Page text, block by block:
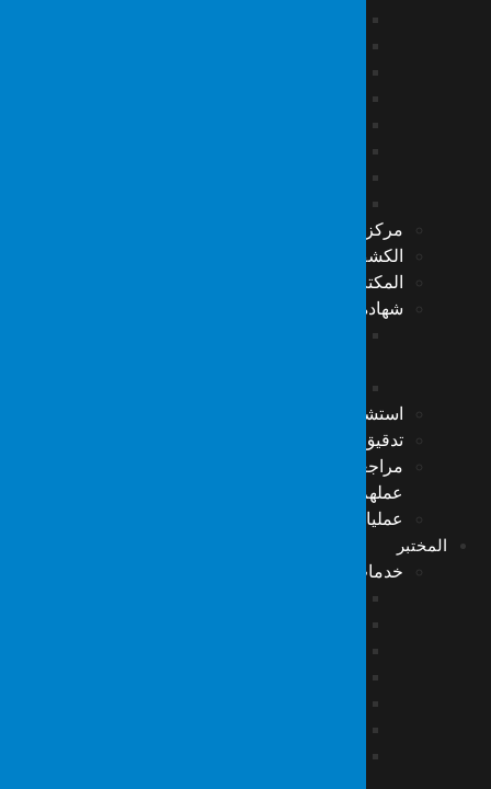
اختبارات هجمات (DoS) و (DDoS)
التصيد الاحتيالي (PHISHING)
اختبار تقنية (Blockchain)
اختبارات الشبكة الداخلية
اختبارات الشبكة الخارجية
اختبارات الشبكة اللاسلكية
اختبار تطبيقات الويب (Web App)
تحليل الكود
مركز عمليات الأمن السيبراني (SOC)
الكشف والاستجابة المُدارة (MDR)
المكتب الرئاسي للتحول الرقمي…
شهادة الأيزو (ISO 27001) واستشارات التدقيق الداخلي
خدمات التدقيق الداخلي
استشارات قانون حماية البيانات الشخصية (K.V.K.K)
تدقيق تكنولوجيا المعلومات
مراجعة المواد الرقمية للموظفين الذين انتهت عقود
عملهم
عمليات التدقيق من قبل الهيئات التنظيمية
المختبر
خدمات أدلة الطب الشرعي الرقمية
فحص الحاسوب
تحليل تسجيل الفيديو
تحليل تسجيل الصوت
تحليل الهواتف المحمولة والأجهزة اللوحية
تحليل HTS، CGNAT، GPRS ومحطات القاعدة
تحليل ذاكرة الفلاش وبطاقات الذاكرة
الأدلة الجنائية الرقمية في إطار قانون الملكية